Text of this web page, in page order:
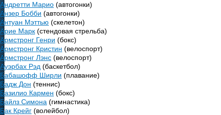
Андретти Марио (автогонки)
Анзер Бобби (автогонки)
Антуан Мэттью (скелетон)
Арие Марк (стендовая стрельба)
Армстронг Генри (бокс)
Армстронг Кристин (велоспорт)
Армстронг Лэнс (велоспорт)
Ауэрбах Рэд (баскетбол)
Бабашофф Ширли (плавание)
Бадж Дон (теннис)
Базилио Кармен (бокс)
Байлз Симона (гимнастика)
Бак Крейг (волейбол)